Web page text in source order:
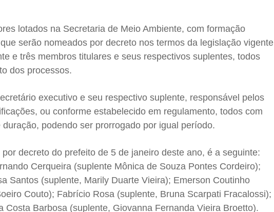
lotados na Secretaria de Meio Ambiente, com formação
serão nomeados por decreto nos termos da legislação vigente
e três membros titulares e seus respectivos suplentes, todos
dos processos.
executivo e seu respectivo suplente, responsável pelos
ou conforme estabelecido em regulamento, todos com
podendo ser prorrogado por igual período.
decreto do prefeito de 5 de janeiro deste ano, é a seguinte:
Cerqueira (suplente Mônica de Souza Pontes Cordeiro);
Santos (suplente, Marily Duarte Vieira); Emerson Coutinho
Couto); Fabrício Rosa (suplente, Bruna Scarpati Fracalossi);
Costa Barbosa (suplente, Giovanna Fernanda Vieira Broetto).